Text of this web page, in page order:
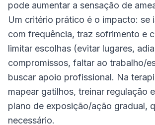
pode aumentar a sensação de
Um critério prático é o impacto: se
com frequência, traz sofrimento e
limitar escolhas (evitar lugares,
compromissos, faltar ao trabalho/
buscar apoio profissional. Na
mapear gatilhos, treinar regulação
plano de exposição/ação gradual,
necessário.